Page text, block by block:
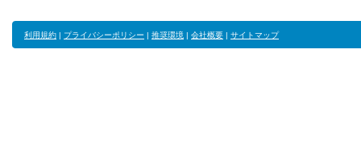
利用規約 | プライバシーポリシー | 推奨環境 | 会社概要 | サイトマップ